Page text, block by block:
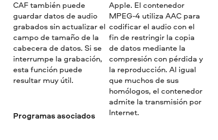
CAF también puede
guardar datos de audio
grabados sin actualizar el
campo de tamaño de la
cabecera de datos. Si se
interrumpe la grabación,
esta función puede
resultar muy útil.
Programas asociados
Apple. El contenedor
MPEG-4 utiliza AAC para
codificar el audio con el
fin de restringir la copia
de datos mediante la
compresión con pérdida y
la reproducción. Al igual
que muchos de sus
homólogos, el contenedor
admite la transmisión por
Internet.